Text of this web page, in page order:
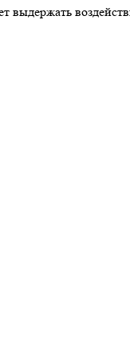
выдержать